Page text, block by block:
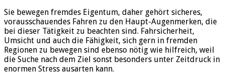
Sie bewegen fremdes Eigentum, daher gehört sicheres,
vorausschauendes Fahren zu den Haupt-Augenmerken, die
bei dieser Tätigkeit zu beachten sind. Fahrsicherheit,
Umsicht und auch die Fähigkeit, sich gern in fremden
Regionen zu bewegen sind ebenso nötig wie hilfreich, weil
die Suche nach dem Ziel sonst besonders unter Zeitdruck in
enormen Stress ausarten kann.